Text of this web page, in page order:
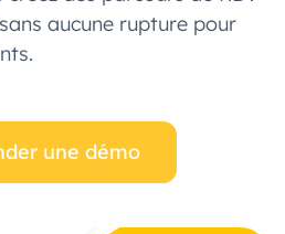
aucune rupture pour
une démo